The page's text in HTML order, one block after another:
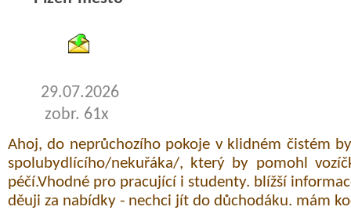
29.07.2026
zobr. 61x
Ahoj, do neprůchozího pokoje v klidném čistém
spolubydlícího/nekuřáka/, který by pomohl
péčí.Vhodné pro pracující i studenty. blížší
děuji za nabídky - nechci jít do důchodáku. mám